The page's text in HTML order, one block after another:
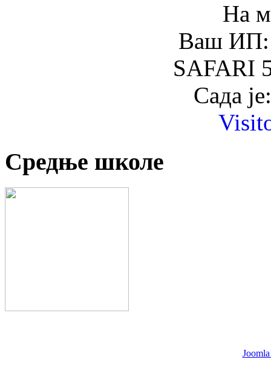
На
Ваш ИП:
SAFARI
Сада
Средње школе